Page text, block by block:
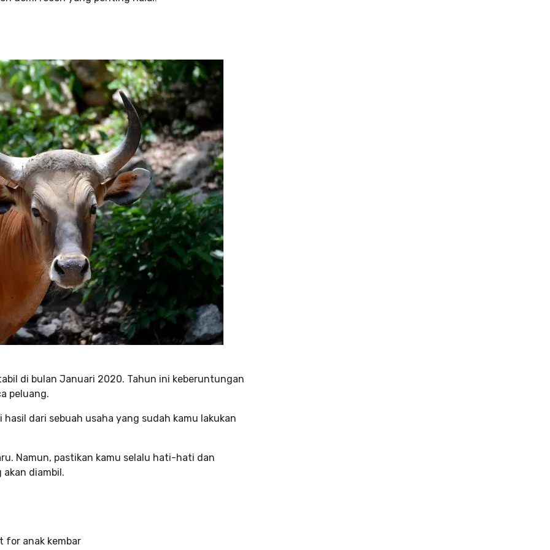
di bulan Januari 2020. Tahun ini keberuntungan
peluang.
dari sebuah usaha yang sudah kamu lakukan
Namun, pastikan kamu selalu hati-hati dan
diambil.